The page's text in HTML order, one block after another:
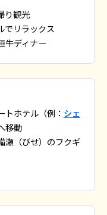
り観光
でリラックス
牛ディナー
ホテル（例： シェ
移動
瀬（びせ）のフクギ